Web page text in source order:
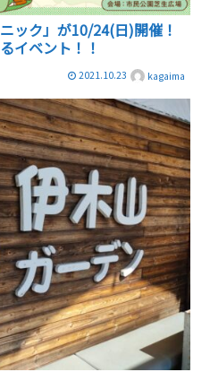
ック」が10/24(日)開催！
イベント！！
2021.10.23 kagaima